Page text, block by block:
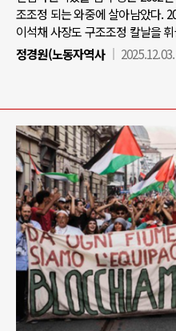
조조정 되는 와중에 살아남았다.
이석채 사장도 구조조정 칼날을
정경원(노동자역사